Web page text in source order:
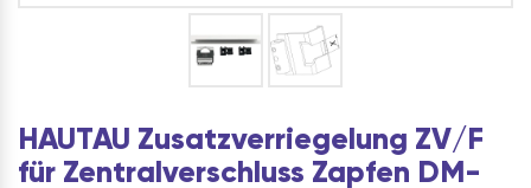
HAUTAU Zusatzverriegelung ZV/F
für Zentralverschluss Zapfen DM-